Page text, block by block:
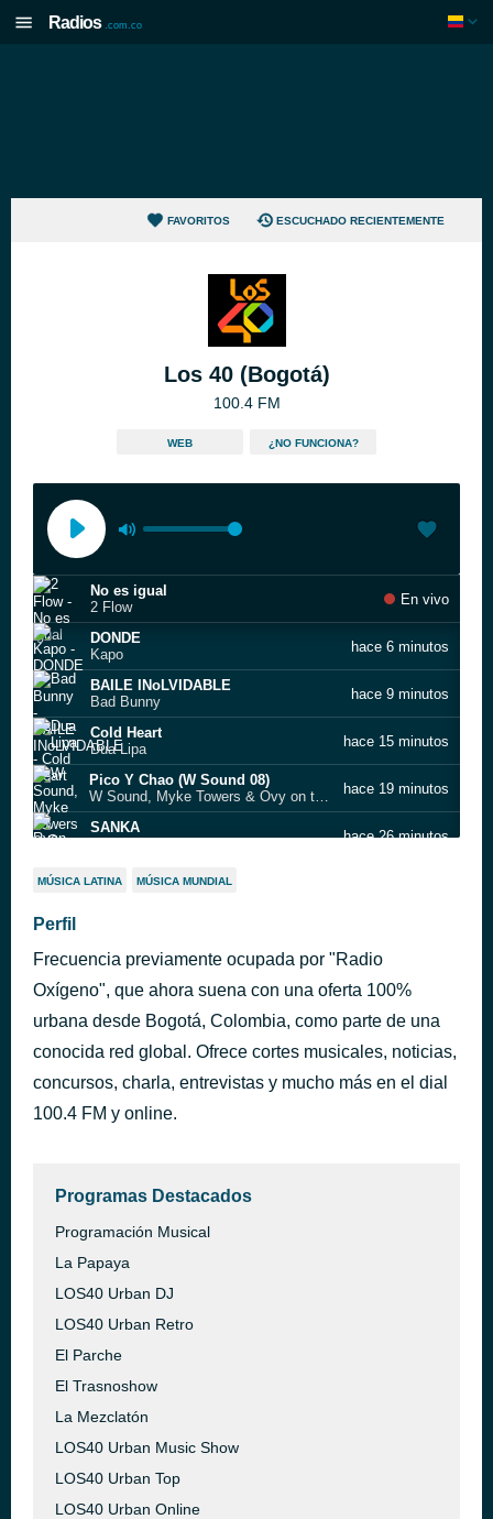
Radios .com.co
FAVORITOS ESCUCHADO RECIENTEMENTE
Los 40 (Bogotá)
100.4 FM
WEB ¿NO FUNCIONA?
No es igual
2 Flow
En vivo
DONDE
Kapo
hace 6 minutos
BAILE INoLVIDABLE
Bad Bunny
hace 9 minutos
Cold Heart
Dua Lipa
hace 15 minutos
Pico Y Chao (W Sound 08)
W Sound, Myke Towers & Ovy on the Drums
hace 19 minutos
SANKA
hace 26 minutos
Gata oficial
Hamilton,DFZM
LOS40 sin interrupciones hace 9 horas
MÚSICA LATINA MÚSICA MUNDIAL
Perfil
Frecuencia previamente ocupada por "Radio
Oxígeno", que ahora suena con una oferta 100%
urbana desde Bogotá, Colombia, como parte de una
conocida red global. Ofrece cortes musicales, noticias,
concursos, charla, entrevistas y mucho más en el dial
100.4 FM y online.
Programas Destacados
Programación Musical
La Papaya
LOS40 Urban DJ
LOS40 Urban Retro
El Parche
El Trasnoshow
La Mezclatón
LOS40 Urban Music Show
LOS40 Urban Top
LOS40 Urban Online